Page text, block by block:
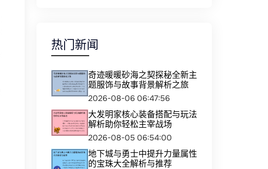
热门新闻
奇迹暖暖砂海之契探秘全新主
题服饰与故事背景解析之旅
2026-08-06 06:47:56
大发明家核心装备搭配与玩法
解析助你轻松主宰战场
2026-08-05 06:54:00
地下城与勇士中提升力量属性
的宝珠大全解析与推荐